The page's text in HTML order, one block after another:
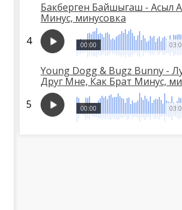
Бакберген Байшыгаш - Асыл
Минус, минусовка
00:00
Young Dogg & Bugz Bunny -
Друг Мне, Как Брат Минус,
00:00